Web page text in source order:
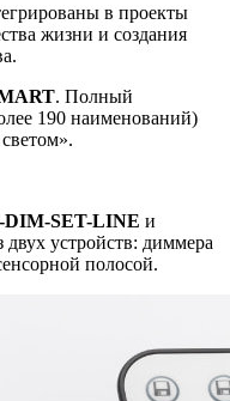
в проекты
жизни и создания
ART. Полный
190 наименований)
DIM-SET-LINE и
двух устройств: диммера
полосой.